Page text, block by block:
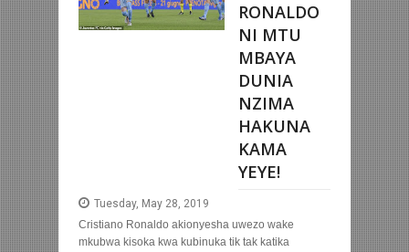
RONALDO
NI MTU
MBAYA
DUNIA
NZIMA
HAKUNA
KAMA
YEYE!
Tuesday, May 28, 2019
Cristiano Ronaldo akionyesha uwezo wake
mkubwa kisoka kwa kubinuka tik tak katika